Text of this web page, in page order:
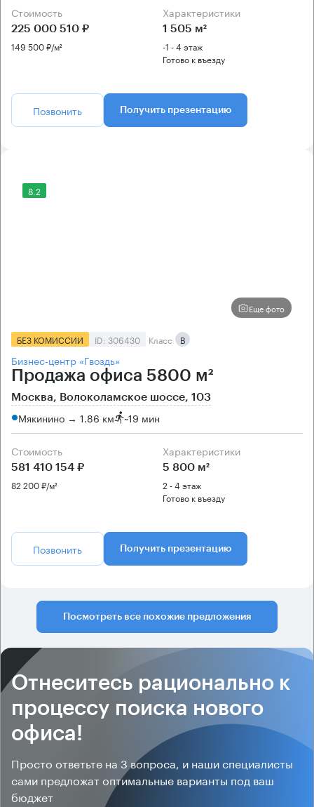
Стоимость
225 000 510 ₽
149 500 ₽/м²
Характеристики
1 505 м²
-1 - 4 этаж
Готово к въезду
Позвонить Получить презентацию
8.2
Еще фото
БЕЗ КОМИССИИ ID: 306430 Класс B
Бизнес-центр «Гвоздь»
Продажа офиса 5800 м²
Москва, Волоколамское шоссе, 103
Мякинино → 1.86 км ~19 мин
Стоимость
581 410 154 ₽
82 200 ₽/м²
Характеристики
5 800 м²
2 - 4 этаж
Готово к въезду
Позвонить Получить презентацию
Посмотреть все похожие предложения
Отнеситесь рационально к
процессу поиска нового
офиса!
Просто ответьте на 3 вопроса, и наши специалисты
сами предложат оптимальные варианты под ваш
бюджет